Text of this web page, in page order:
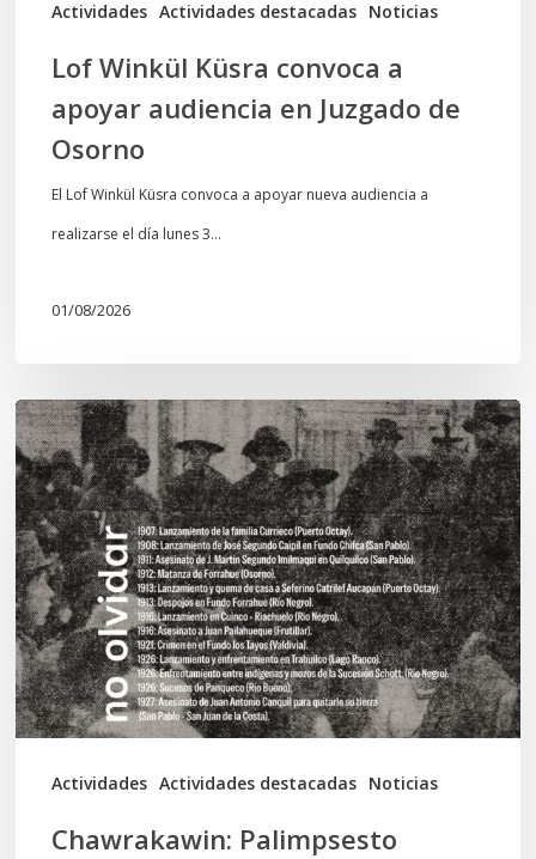
Actividades Actividades destacadas Noticias
Lof Winkül Küsra convoca a
apoyar audiencia en Juzgado de
Osorno
El Lof Winkül Küsra convoca a apoyar nueva audiencia a
realizarse el día lunes 3…
01/08/2026
Actividades Actividades destacadas Noticias
Chawrakawin:
Palimpsesto
explora
a
través
del
arte
las
tensiones
documentales
Chawrakawin: Palimpsesto